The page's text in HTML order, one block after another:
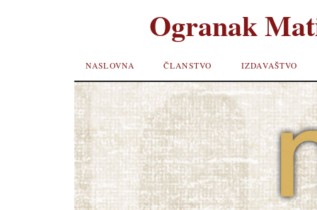
Ogranak
SKIP TO
CONTENT
NASLOVNA ČLANSTVO IZDAVAŠTVO